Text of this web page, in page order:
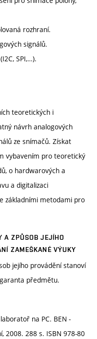
rozhraní.
signálů.
SPI,…).
teoretických i
návrh analogových
ze snímačů. Získat
vybavením pro teoretický
o hardwarových a
a digitalizaci
základními metodami pro
A ZPŮSOB JEJÍHO
ZAMEŠKANÉ VÝUKY
jejího provádění stanoví
předmětu.
na PC. BEN -
2008. 288 s. ISBN 978-80